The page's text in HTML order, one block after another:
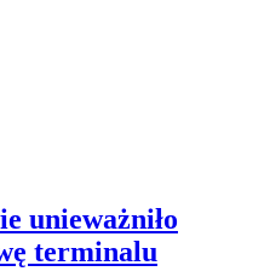
unieważniło
terminalu